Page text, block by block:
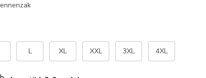
L XL XXL 3XL 4XL